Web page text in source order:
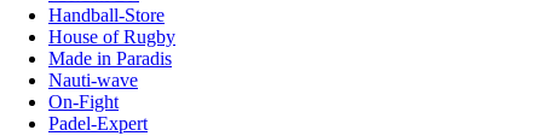
Handball-Store
House of Rugby
Made in Paradis
Nauti-wave
On-Fight
Padel-Expert